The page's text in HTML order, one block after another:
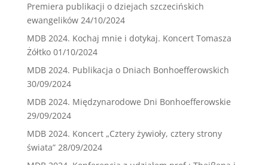
Premiera publikacji o dziejach szczecińskich
ewangelików 24/10/2024
MDB 2024. Kochaj mnie i dotykaj. Koncert Tomasza
Żółtko 01/10/2024
MDB 2024. Publikacja o Dniach Bonhoefferowskich
30/09/2024
MDB 2024. Międzynarodowe Dni Bonhoefferowskie
29/09/2024
MDB 2024. Koncert „Cztery żywioły, cztery strony
świata” 28/09/2024